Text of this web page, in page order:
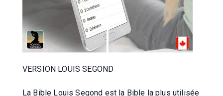
VERSION LOUIS SEGOND
La Bible Louis Segond est la Bible la plus utilisée